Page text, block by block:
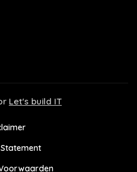
Let's build IT